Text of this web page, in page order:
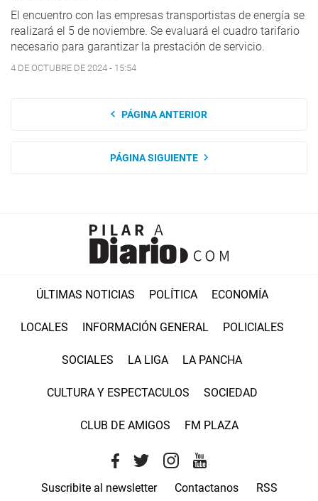
El encuentro con las empresas transportistas de energía se
realizará el 5 de noviembre. Se evaluará el cuadro tarifario
necesario para garantizar la prestación de servicio.
4 DE OCTUBRE DE 2024 - 15:54
PÁGINA ANTERIOR
PÁGINA SIGUIENTE
ÚLTIMAS NOTICIAS POLÍTICA ECONOMÍA
LOCALES INFORMACIÓN GENERAL POLICIALES
SOCIALES LA LIGA LA PANCHA
CULTURA Y ESPECTACULOS SOCIEDAD
CLUB DE AMIGOS FM PLAZA
Suscribite al newsletter Contactanos RSS